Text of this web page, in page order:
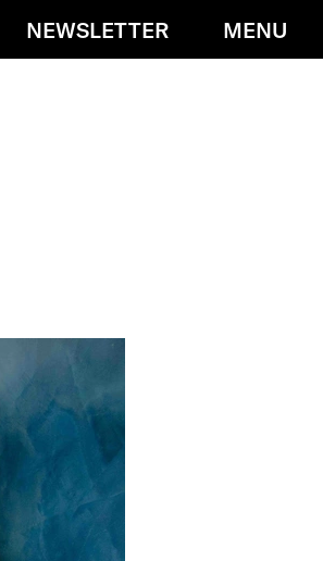
SucheNEWSLETTER MENU